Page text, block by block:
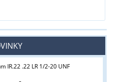
IR.22 .22 LR 1/2-20 UNF